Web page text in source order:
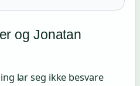
og Jonatan
lar seg ikke besvare